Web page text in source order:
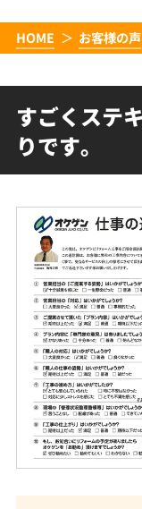
HOME お客様の声
すごくステ
りです。